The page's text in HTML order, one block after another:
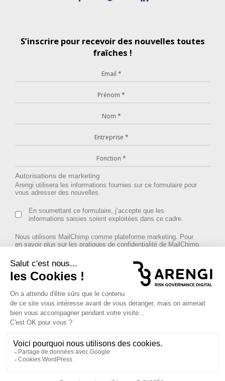
S’inscrire pour recevoir des nouvelles toutes
fraîches !
Autorisations de marketing
Arengi utilisera les informations fournies sur ce formulaire pour
vous adresser des nouvelles.
En soumettant ce formulaire, j’accepte que les
informations saisies soient exploitées dans ce cadre.
Nous utilisons MailChimp comme plateforme marketing. Pour
en savoir plus sur les pratiques de confidentialité de MailChimp,
Vérification Anti-Robot
Copyright © ARENGI 2026
Tous droits réservés -Mentions légales